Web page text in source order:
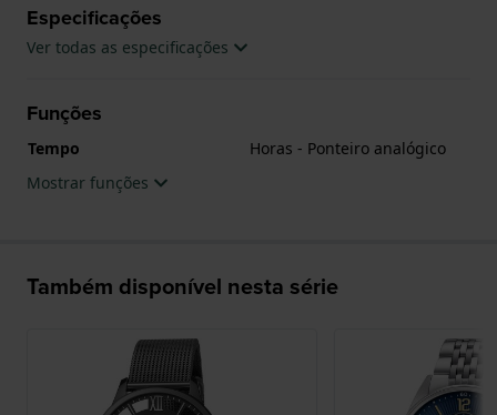
Especificações
Ver todas as especificações
Funções
Tempo
Horas - Ponteiro analógico
Mostrar funções
Também disponível nesta série